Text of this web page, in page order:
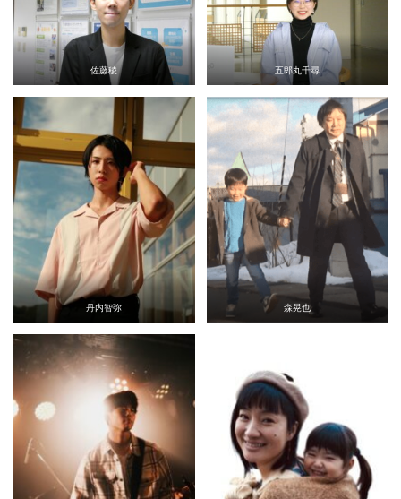
佐藤稜 五郎丸千尋
丹内智弥 森晃也